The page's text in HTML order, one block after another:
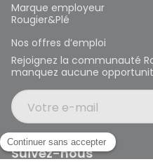
Marque employeur
Rougier&Plé
Nos offres d’emploi
Rejoignez la communauté
manquez aucune
Votre e-mail
Suivez-nous